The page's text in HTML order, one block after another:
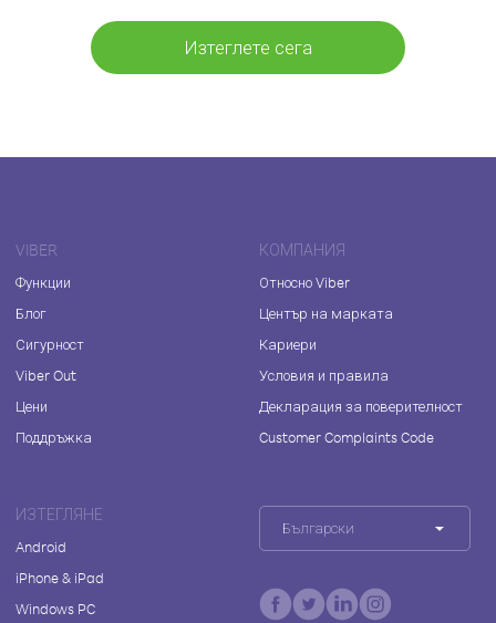
Изтеглете сега
VIBER
Функции
Блог
Сигурност
Viber Out
Цени
Поддръжка
КОМПАНИЯ
Относно Viber
Център на марката
Кариери
Условия и правила
Декларация за поверителност
Customer Complaints Code
ИЗТЕГЛЯНЕ
Android
iPhone & iPad
Windows PC
Български